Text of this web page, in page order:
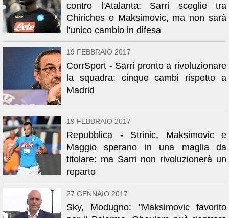
contro l'Atalanta: Sarri sceglie tra
Chiriches e Maksimovic, ma non sarà
l'unico cambio in difesa
19 FEBBRAIO 2017
CorrSport - Sarri pronto a rivoluzionare
la squadra: cinque cambi rispetto a
Madrid
19 FEBBRAIO 2017
Repubblica - Strinic, Maksimovic e
Maggio sperano in una maglia da
titolare: ma Sarri non rivoluzionerà un
reparto
27 GENNAIO 2017
Sky, Modugno: "Maksimovic favorito